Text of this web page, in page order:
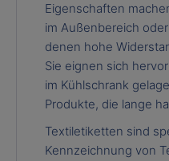
Eigenschaften
im Außenbereich
denen hohe
Sie eignen sich
im Kühlschrank
Produkte, die lange
Textiletiketten sind
Kennzeichnung von